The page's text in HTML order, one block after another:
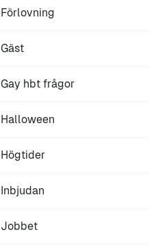
Förlovning
Gäst
Gay hbt frågor
Halloween
Högtider
Inbjudan
Jobbet